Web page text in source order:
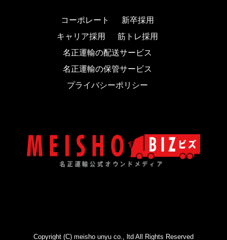
コーポレート
新卒採用
キャリア採用
筋トレ採用
名正運輸の配送サービス
名正運輸の保管サービス
プライバシーポリシー
Copyright (C) meisho unyu co., ltd All Rights Reserved